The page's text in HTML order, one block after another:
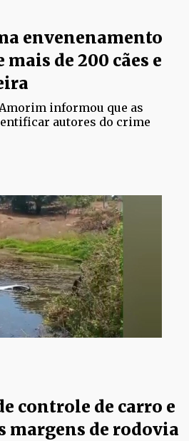
envenenamento
de 200 cães e
informou que as
autores do crime
controle de carro e
margens de rodovia